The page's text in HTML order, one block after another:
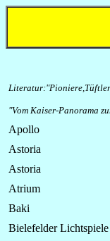
"Vom Kaiser-Panorama
Apollo
Astoria
Astoria
Atrium
Baki
BielefelderLichtspiele